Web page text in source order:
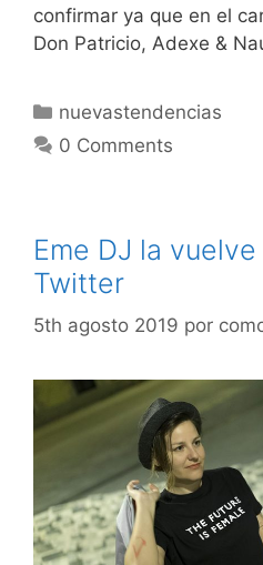
confirmar ya que en el
Don Patricio, Adexe &
Categorías
nuevastendencias
0 Comments
Eme DJ la
Twitter
5th agosto 2019 por